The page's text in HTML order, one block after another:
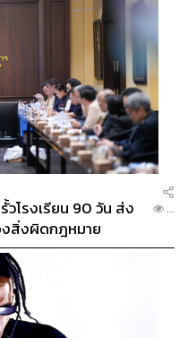
วโรงเรียน 90 วัน ส่ง
สิ่งผิดกฎหมาย
...